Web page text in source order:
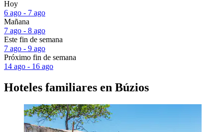
Hoy
6 ago - 7 ago
Mañana
7 ago - 8 ago
Este fin de semana
7 ago - 9 ago
Próximo fin de semana
14 ago - 16 ago
Hoteles familiares en Búzios